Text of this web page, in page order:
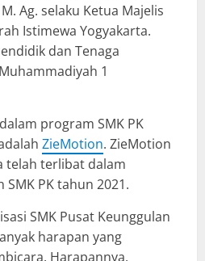
Ag. selaku Ketua Majelis
Istimewa Yogyakarta.
dan Tenaga
1
program SMK PK
ZieMotion. ZieMotion
telah terlibat dalam
SMK PK tahun 2021.
SMK Pusat Keunggulan
harapan yang
Harapannya,